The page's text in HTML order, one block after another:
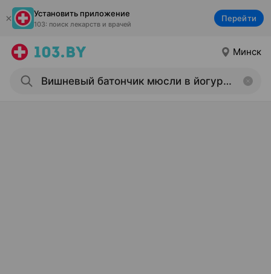
Установить приложение
103: поиск лекарств и врачей
Перейти
Минск